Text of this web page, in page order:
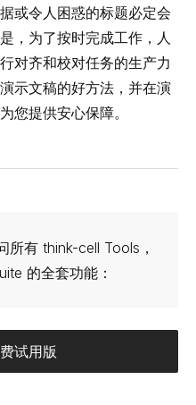
或令人困惑的标题必定会
，为了按时完成工作，人
对齐和校对任务的生产力
示文稿的好方法，并在演
您提供安心保障。
所有 think-cell Tools，
的全套功能：
试用版